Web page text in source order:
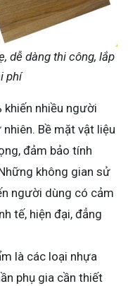
dễ dàng thi công, lắp
phí
khiến nhiều người
Bề mặt vật liệu
đảm bảo tính
không gian sử
người dùng có cảm
tế, hiện đại, đẳng
là các loại nhựa
phụ gia cần thiết